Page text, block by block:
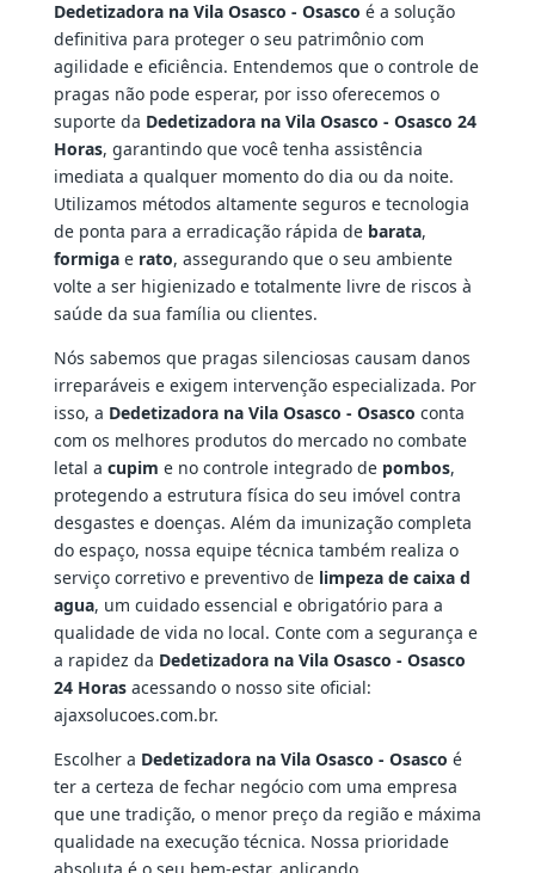
Dedetizadora na Vila Osasco - Osasco é a solução
definitiva para proteger o seu patrimônio com
agilidade e eficiência. Entendemos que o controle de
pragas não pode esperar, por isso oferecemos o
suporte da Dedetizadora na Vila Osasco - Osasco 24
Horas, garantindo que você tenha assistência
imediata a qualquer momento do dia ou da noite.
Utilizamos métodos altamente seguros e tecnologia
de ponta para a erradicação rápida de barata,
formigae rato, assegurando que o seu ambiente
volte a ser higienizado e totalmente livre de riscos à
saúde da sua família ou clientes.
Nós sabemos que pragas silenciosas causam danos
irreparáveis e exigem intervenção especializada. Por
isso, a Dedetizadora na Vila Osasco - Osasco conta
com os melhores produtos do mercado no combate
letal a cupim e no controle integrado de pombos,
protegendo a estrutura física do seu imóvel contra
desgastes e doenças. Além da imunização completa
do espaço, nossa equipe técnica também realiza o
serviço corretivo e preventivo de limpeza de caixa d
agua, um cuidado essencial e obrigatório para a
qualidade de vida no local. Conte com a segurança e
a rapidez da Dedetizadora na Vila Osasco - Osasco
24 Horasacessando o nosso site oficial:
ajaxsolucoes.com.br.
Escolher a Dedetizadora na Vila Osasco - Osasco é
ter a certeza de fechar negócio com uma empresa
que une tradição, o menor preço da região e máxima
qualidade na execução técnica. Nossa prioridade